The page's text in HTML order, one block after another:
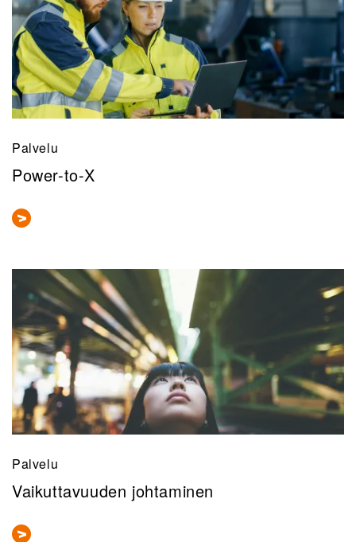
Palvelu
Power-to-X
Palvelu
Vaikuttavuuden johtaminen